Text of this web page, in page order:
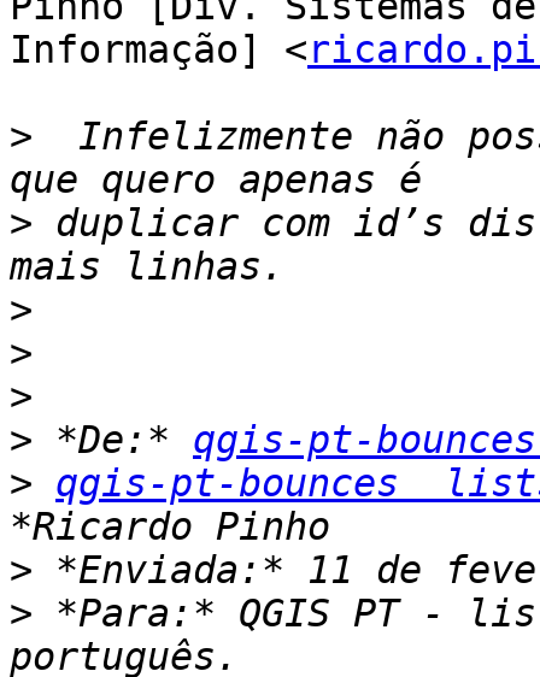
Informação] <
>
Infelizmente não
> duplicar com id’s
>
>
>
> *De:* qgis-pt-
> qgis-pt-bounces
>
> *Para:* QGIS PT -